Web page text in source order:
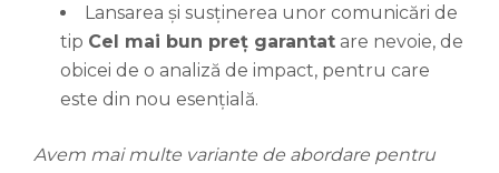
Lansarea și susținerea unor comunicări de
tip Cel mai bun preț garantat are nevoie, de
obicei de o analiză de impact, pentru care
este din nou esențială.
Avem mai multe variante de abordare pentru